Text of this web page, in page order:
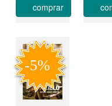
comprar